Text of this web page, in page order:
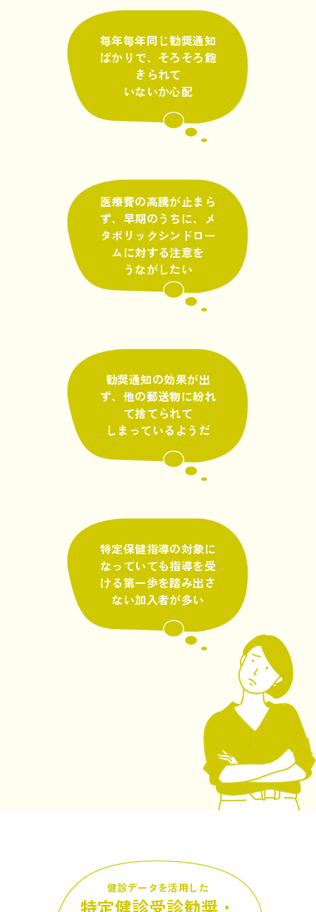
毎年毎年同じ勧奨通知
ばかりで、そろそろ飽
きられて
いないか心配
医療費の高騰が止まら
ず、早期のうちに、メ
タボリックシンドロー
ムに対する注意を
うながしたい
勧奨通知の効果が出
ず、他の郵送物に紛れ
て捨てられて
しまっているようだ
特定保健指導の対象に
なっていても指導を受
ける第一歩を踏み出さ
ない加入者が多い
健診データを活用した
特定健診受診勧奨・